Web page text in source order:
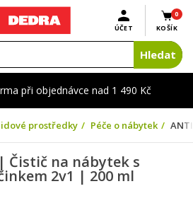
při objednávce nad 1 490 Kč
0
KOŠÍK
ÚČET
Hledat
prostředky Péče o nábytek
Čistič na nábytek s
2v1 | 200 ml